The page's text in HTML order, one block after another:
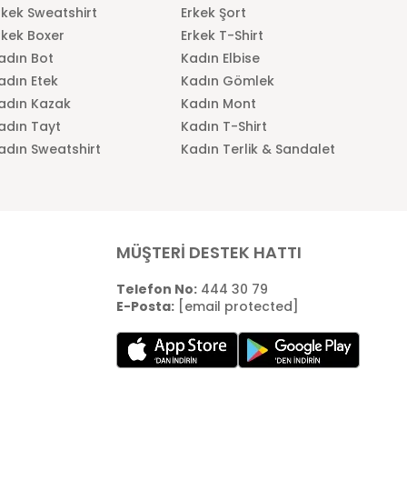
Sweatshirt
Erkek Şort
Boxer
Erkek T-Shirt
Bot
Kadın Elbise
Etek
Kadın Gömlek
Kazak
Kadın Mont
Tayt
Kadın T-Shirt
Sweatshirt Kadın Terlik & Sandalet
MÜŞTERİ DESTEK HATTI
Telefon No:444 30 79
E-Posta: [email protected]